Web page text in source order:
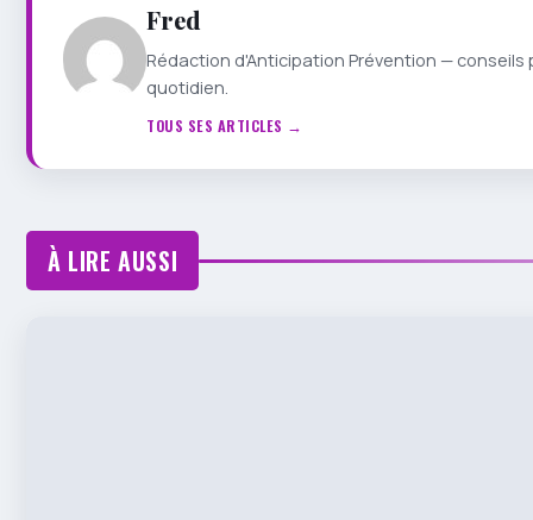
Fred
Rédaction d'Anticipation Prévention —
quotidien.
TOUS SES ARTICLES →
À LIRE AUSSI